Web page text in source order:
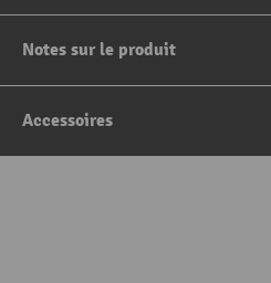
Notes sur le produit
Accessoires